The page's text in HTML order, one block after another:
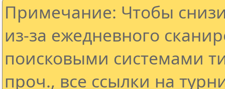
Примечание: Чтобы
из-за ежедневного
поисковыми системами
проч., все ссылки на